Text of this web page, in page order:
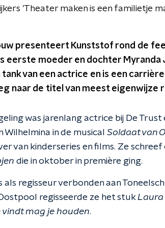
'Theater maken is een familietje
presenteert Kunststof rond de
eerste moeder en dochter Myranda
tank van een actrice en is een
naar de titel van meest eigenwijze
was jarenlang actrice bij De
Wilhelmina in de musical Soldaat van
van kinderseries en films. Ze
die in oktober in première ging.
als regisseur verbonden aan
regisseerde ze het stukLaura
vindt mag je houden.